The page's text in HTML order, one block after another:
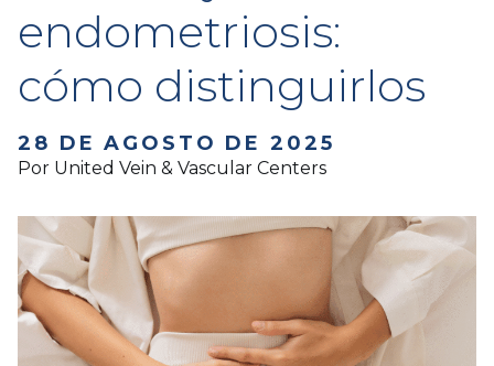
endometriosis:
cómo distinguirlos
28 DE AGOSTO DE 2025
Por United Vein & Vascular Centers